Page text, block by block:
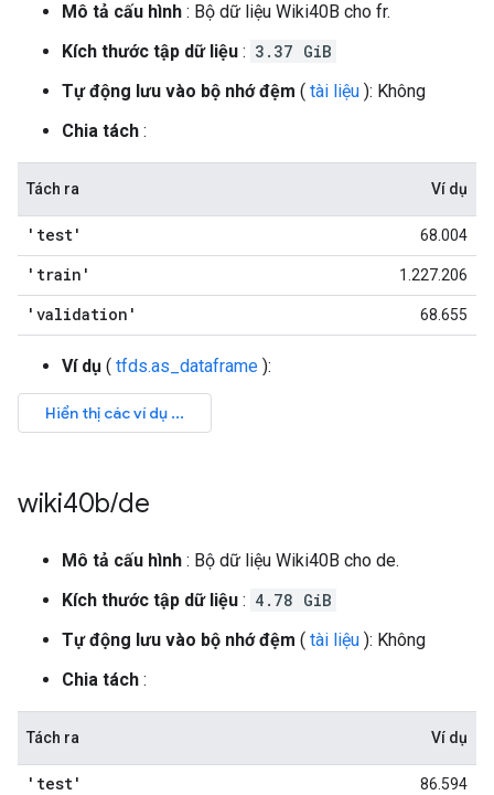
Mô tả cấu hình : Bộ dữ liệu Wiki40B cho fr.
Kích thước tập dữ liệu : 3.37 GiB
Tự động lưu vào bộ nhớ đệm ( tài liệu ): Không
Chia tách :
Tách ra Ví dụ
'test' 68.004
'train' 1.227.206
'validation' 68.655
Ví dụ ( tfds.as_dataframe ):
wiki40b/de
Mô tả cấu hình : Bộ dữ liệu Wiki40B cho de.
Kích thước tập dữ liệu : 4.78 GiB
Tự động lưu vào bộ nhớ đệm ( tài liệu ): Không
Chia tách :
Tách ra Ví dụ
'test' 86.594